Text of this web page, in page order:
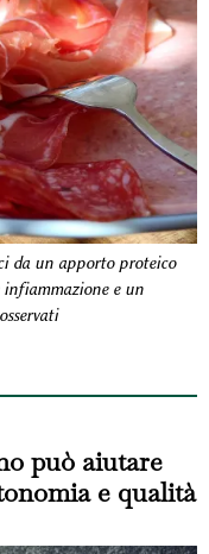
da un apporto proteico
e un
può aiutare
e qualità